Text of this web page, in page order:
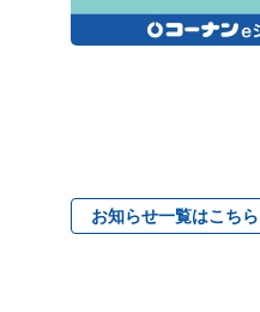
お知らせ一覧はこちら